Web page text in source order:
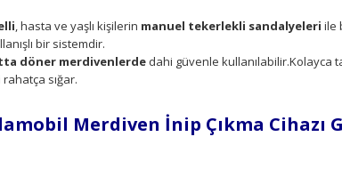
, hasta ve yaşlı kişilerin manuel tekerlekli sandalyeleri ile
bir sistemdir.
döner merdivenlerde dahi güvenle kullanılabilir.Kolayca
sığar.
Merdiven İnip Çıkma Cihazı